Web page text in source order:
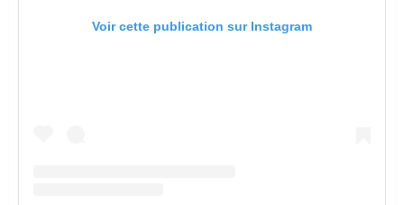
Voir cette publication sur Instagram